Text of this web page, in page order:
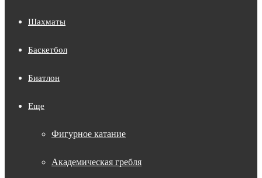
Шахматы
Баскетбол
Биатлон
Еще
Фигурное катание
Академическая гребля